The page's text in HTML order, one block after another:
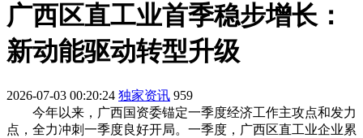
广西区直工业首季稳步增长：
新动能驱动转型升级
2026-07-03 00:20:24 独家资讯 959
今年以来，广西国资委锚定一季度经济工作主攻点和发力
点，全力冲刺一季度良好开局。一季度，广西区直工业企业累